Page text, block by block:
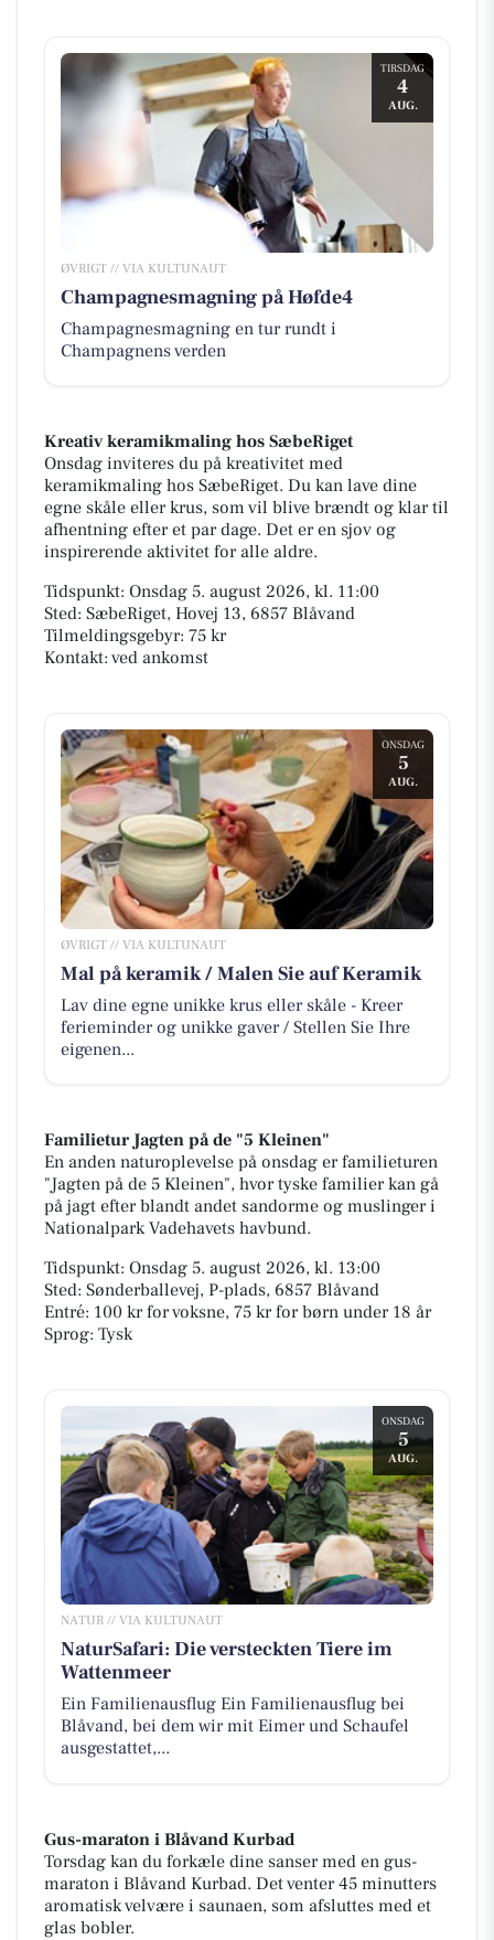
TIRSDAG
4
AUG.
ØVRIGT // VIA KULTUNAUT
Champagnesmagning på Høfde4
Champagnesmagning en tur rundt i
Champagnens verden
Kreativ keramikmaling hos SæbeRiget
Onsdag inviteres du på kreativitet med
keramikmaling hos SæbeRiget. Du kan lave dine
egne skåle eller krus, som vil blive brændt og klar til
afhentning efter et par dage. Det er en sjov og
inspirerende aktivitet for alle aldre.
Tidspunkt: Onsdag 5. august 2026, kl. 11:00
Sted: SæbeRiget, Hovej 13, 6857 Blåvand
Tilmeldingsgebyr: 75 kr
Kontakt: ved ankomst
ONSDAG
5
AUG.
ØVRIGT // VIA KULTUNAUT
Mal på keramik / Malen Sie auf Keramik
Lav dine egne unikke krus eller skåle - Kreer
ferieminder og unikke gaver / Stellen Sie Ihre
eigenen...
Familietur Jagten på de "5 Kleinen"
En anden naturoplevelse på onsdag er familieturen
"Jagten på de 5 Kleinen", hvor tyske familier kan gå
på jagt efter blandt andet sandorme og muslinger i
Nationalpark Vadehavets havbund.
Tidspunkt: Onsdag 5. august 2026, kl. 13:00
Sted: Sønderballevej, P-plads, 6857 Blåvand
Entré: 100 kr for voksne, 75 kr for børn under 18 år
Sprog: Tysk
ONSDAG
5
AUG.
NATUR // VIA KULTUNAUT
NaturSafari: Die versteckten Tiere im
Wattenmeer
Ein Familienausflug Ein Familienausflug bei
Blåvand, bei dem wir mit Eimer und Schaufel
ausgestattet,...
Gus-maraton i Blåvand Kurbad
Torsdag kan du forkæle dine sanser med en gus-
maraton i Blåvand Kurbad. Det venter 45 minutters
aromatisk velvære i saunaen, som afsluttes med et
glas bobler.